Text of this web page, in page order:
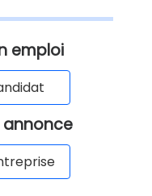
emploi
annonce